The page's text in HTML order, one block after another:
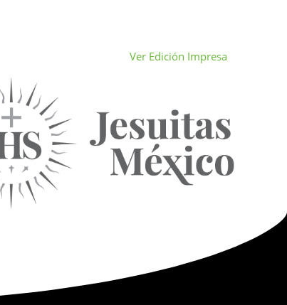
Ver Edición Impresa